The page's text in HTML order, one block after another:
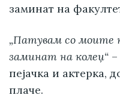
заминат на
„Патувам со моите
заминат на колеџ“
пејачка и актерка,
плаче.